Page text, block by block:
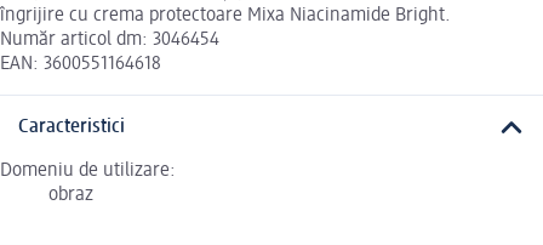
îngrijire cu crema protectoare Mixa Niacinamide Bright.
Număr articol dm: 3046454
EAN: 3600551164618
Caracteristici
Domeniu de utilizare:
obraz